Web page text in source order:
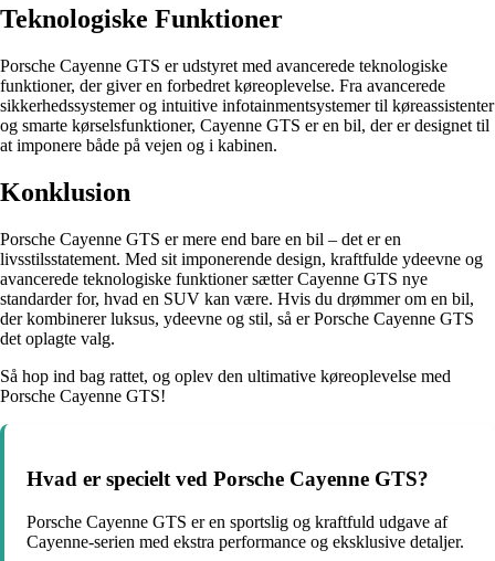
Teknologiske Funktioner
Porsche Cayenne GTS er udstyret med avancerede teknologiske
funktioner, der giver en forbedret køreoplevelse. Fra avancerede
sikkerhedssystemer og intuitive infotainmentsystemer til køreassistenter
og smarte kørselsfunktioner, Cayenne GTS er en bil, der er designet til
at imponere både på vejen og i kabinen.
Konklusion
Porsche Cayenne GTS er mere end bare en bil – det er en
livsstilsstatement. Med sit imponerende design, kraftfulde ydeevne og
avancerede teknologiske funktioner sætter Cayenne GTS nye
standarder for, hvad en SUV kan være. Hvis du drømmer om en bil,
der kombinerer luksus, ydeevne og stil, så er Porsche Cayenne GTS
det oplagte valg.
Så hop ind bag rattet, og oplev den ultimative køreoplevelse med
Porsche Cayenne GTS!
Hvad er specielt ved Porsche Cayenne GTS?
Porsche Cayenne GTS er en sportslig og kraftfuld udgave af
Cayenne-serien med ekstra performance og eksklusive detaljer.